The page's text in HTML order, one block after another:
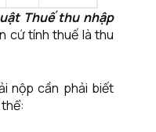
Thuế thu nhập
cứ tính thuế là thu
nộp cần phải biết